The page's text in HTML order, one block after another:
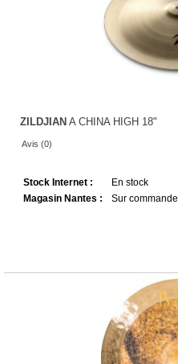
ZILDJIAN A CHINA HIGH 18"
Avis (0)
Stock Internet :
En stock
Magasin Nantes :
Sur commande